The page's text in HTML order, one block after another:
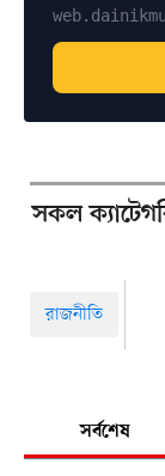
সকল
রাজনীতি
সর্বশেষ